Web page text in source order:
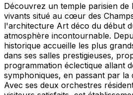
Découvrez un temple parisien de
vivants situé au cœur des
l'architecture Art déco du début
atmosphère incontournable.
historique accueille les plus
dans ses salles prestigieuses,
programmation éclectique allant
symphoniques, en passant par la
Avec ses deux orchestres